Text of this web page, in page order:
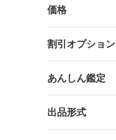
価格
割引オプション
あんしん鑑定
出品形式